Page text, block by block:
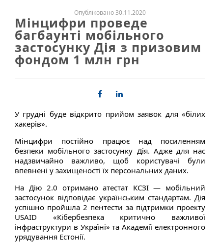
Опубліковано 30.11.2020
Мінцифри проведе
багбаунті мобільного
застосунку Дія з призовим
фондом 1 млн грн
У грудні буде відкрито прийом заявок для «білих
хакерів».
Мінцифри постійно працює над посиленням
безпеки мобільного застосунку Дія. Адже для нас
надзвичайно важливо, щоб користувачі були
впевнені у захищеності їх персональних даних.
На Дію 2.0 отримано атестат КСЗІ — мобільний
застосунок відповідає українським стандартам. Дія
успішно пройшла 2 пентести за підтримки проекту
USAID «Кібербезпека критично важливої
інфраструктури в Україні» та Академії електронного
урядування Естонії.